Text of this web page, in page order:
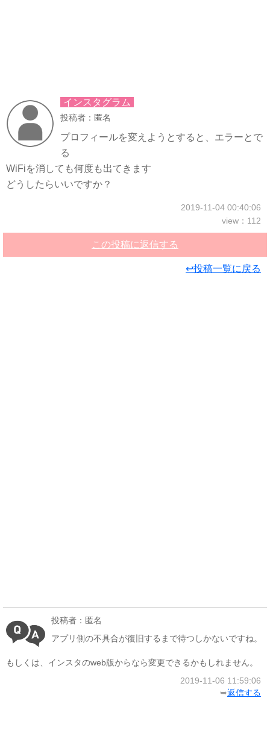
インスタグラム
投稿者：匿名
プロフィールを変えようとすると、エラーとで
る
WiFiを消しても何度も出てきます
どうしたらいいですか？
2019-11-04 00:40:06
view：112
この投稿に返信する
↩投稿一覧に戻る
投稿者：匿名
アプリ側の不具合が復旧するまで待つしかないですね。
もしくは、インスタのweb版からなら変更できるかもしれません。
2019-11-06 11:59:06
➥返信する